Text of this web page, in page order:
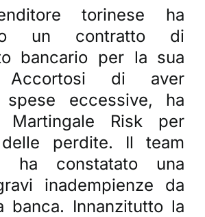
torinese ha
un contratto di
bancario per la sua
Accortosi di aver
spese eccessive, ha
Martingale Risk per
delle perdite. Il team
ha constatato una
inadempienze da
banca. Innanzitutto la